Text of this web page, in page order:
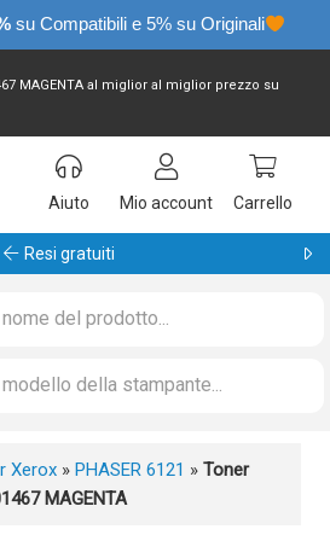
su Compatibili e 5% su Originali
MAGENTA al miglior al miglior prezzo su
Aiuto
Mio account Carrello
Garanzia 24 mesi
Xerox » PHASER 6121 » Toner
MAGENTA